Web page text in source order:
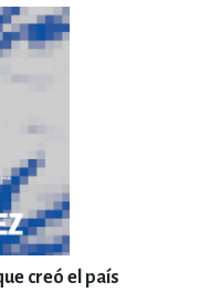
creó el país